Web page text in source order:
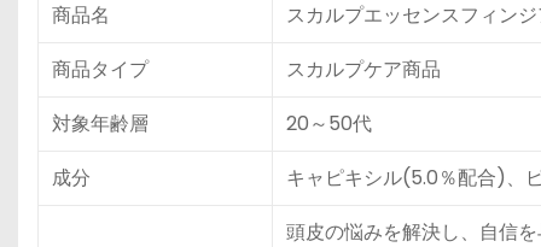
商品名
スカルプエッセンスフィン
商品タイプ
スカルプケア商品
対象年齢層
20～50代
成分
キャピキシル(5.0％配合)、
頭皮の悩みを解決し、自信